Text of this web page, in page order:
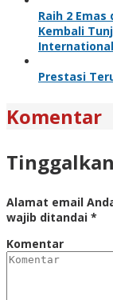
Raih 2
Kembali
Prestasi
Komentar
Alamat email
wajib ditandai *
Komentar